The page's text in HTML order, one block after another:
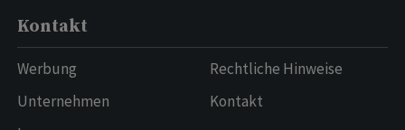
Kontakt
Werbung
Unternehmen
Rechtliche Hinweise
Kontakt